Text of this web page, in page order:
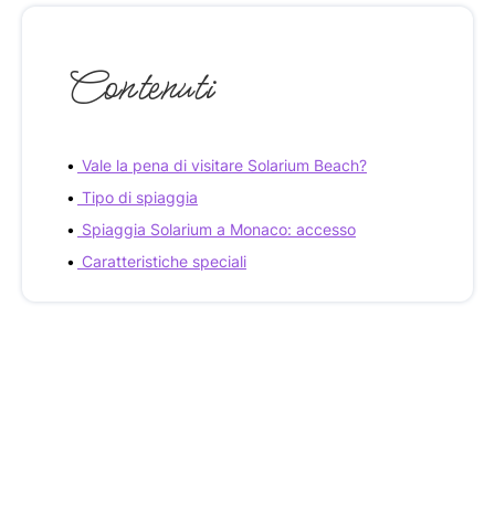
Contenuti
Vale la pena di visitare Solarium Beach?
Tipo di spiaggia
Spiaggia Solarium a Monaco: accesso
Caratteristiche speciali